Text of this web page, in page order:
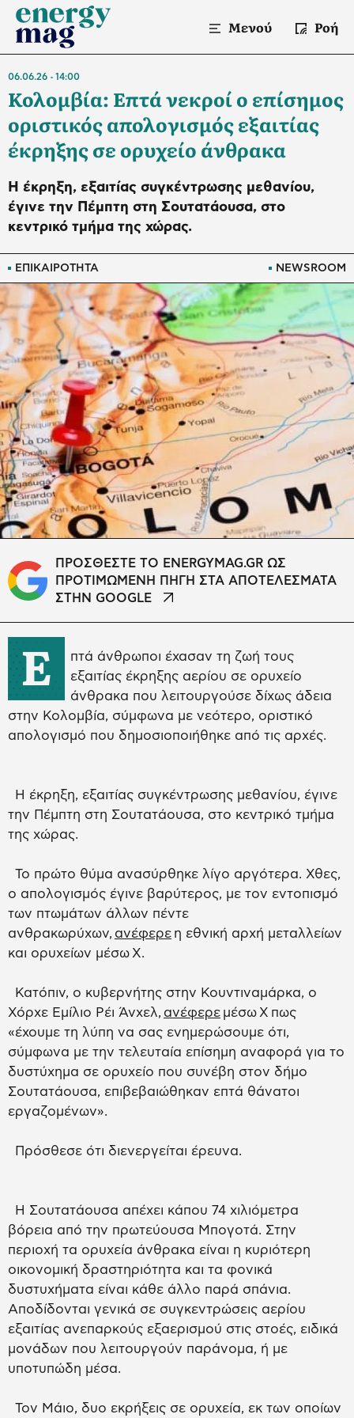
Μενού Ροή
ΕΠΙΚΑΙΡΟΤΗΤΑ NEWSROOM
06.06.26 14:00
Κολομβία: Επτά νεκροί ο επίσημος
οριστικός απολογισμός εξαιτίας
έκρηξης σε ορυχείο άνθρακα
Η έκρηξη, εξαιτίας συγκέντρωσης μεθανίου,
έγινε την Πέμπτη στη Σουτατάουσα, στο
κεντρικό τμήμα της χώρας.
ΠΡΟΣΘΕΣΤΕ ΤΟ ENERGYMAG.GR ΩΣ
ΠΡΟΤΙΜΩΜΕΝΗ ΠΗΓΗ ΣΤΑ ΑΠΟΤΕΛΕΣΜΑΤΑ
ΣΤΗΝ GOOGLE
Ε
πτά άνθρωποι έχασαν τη ζωή τους
εξαιτίας έκρηξης αερίου σε ορυχείο
άνθρακα που λειτουργούσε δίχως άδεια
στην Κολομβία, σύμφωνα με νεότερο, οριστικό
απολογισμό που δημοσιοποιήθηκε από τις αρχές.
Η έκρηξη, εξαιτίας συγκέντρωσης μεθανίου, έγινε
την Πέμπτη στη Σουτατάουσα, στο κεντρικό τμήμα
της χώρας.
Το πρώτο θύμα ανασύρθηκε λίγο αργότερα. Χθες,
ο απολογισμός έγινε βαρύτερος, με τον εντοπισμό
των πτωμάτων άλλων πέντε
ανθρακωρύχων, ανέφερε η εθνική αρχή μεταλλείων
και ορυχείων μέσω X.
Κατόπιν, ο κυβερνήτης στην Κουντιναμάρκα, ο
Χόρχε Εμίλιο Ρέι Άνχελ, ανέφερε μέσω X πως
«έχουμε τη λύπη να σας ενημερώσουμε ότι,
σύμφωνα με την τελευταία επίσημη αναφορά για το
δυστύχημα σε ορυχείο που συνέβη στον δήμο
Σουτατάουσα, επιβεβαιώθηκαν επτά θάνατοι
εργαζομένων».
Πρόσθεσε ότι διενεργείται έρευνα.
Η Σουτατάουσα απέχει κάπου 74 χιλιόμετρα
βόρεια από την πρωτεύουσα Μπογοτά. Στην
περιοχή τα ορυχεία άνθρακα είναι η κυριότερη
οικονομική δραστηριότητα και τα φονικά
δυστυχήματα είναι κάθε άλλο παρά σπάνια.
Αποδίδονται γενικά σε συγκεντρώσεις αερίου
εξαιτίας ανεπαρκούς εξαερισμού στις στοές, ειδικά
μονάδων που λειτουργούν παράνομα, ή με
υποτυπώδη μέσα.
Τον Μάιο, δυο εκρήξεις σε ορυχεία, εκ των οποίων